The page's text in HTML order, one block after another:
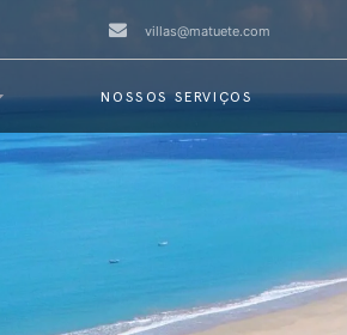
villas@matuete.com
NOSSOS SERVIÇOS